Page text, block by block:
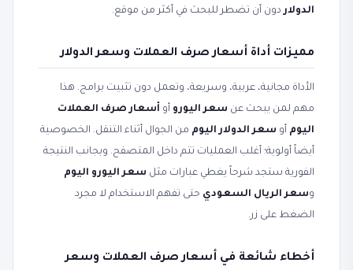
الدولاردون أن تضطر للبحث في أكثر من موقع.
مميزات أداة أسعار صرف العملات وسعر الدولار
الأداة مجانية، عربية، وسريعة، وتعمل دون تثبيت برامج. هذا
مهم لمن يبحث عن سعر اليورو أو أسعار صرف العملات
اليوم أو سعر الدولار اليوم من الجوال أثناء التنقل. الخصوصية
أيضاً أولوية؛ أغلب العمليات تتم داخل المتصفح. وبجانب النتيجة
الفورية ستجد شرحاً يغطي عبارات مثل سعر اليورو اليوم
وسعر الريال السعودي حتى تفهم الاستخدام لا مجرد
الضغط على زر.
أخطاء شائعة في أسعار صرف العملات وسعر